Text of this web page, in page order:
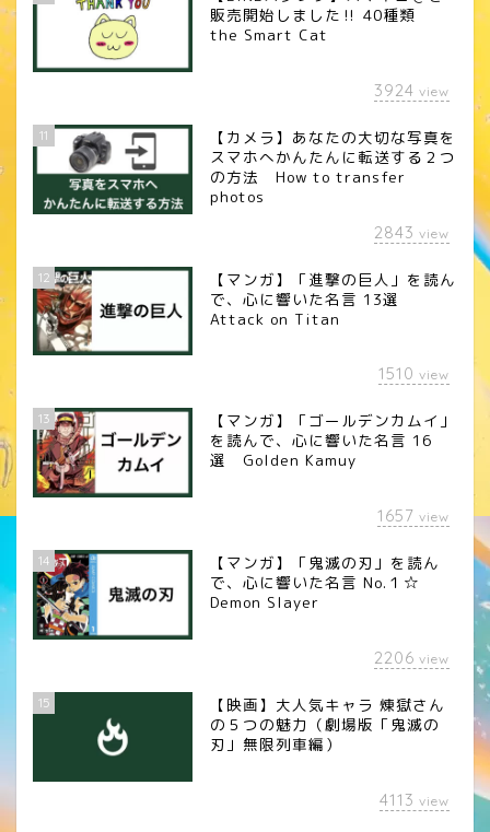
販売開始しました‼︎ 40種類
the Smart Cat
3924 view
11
【カメラ】あなたの大切な写真を
スマホへかんたんに転送する２つ
の方法 How to transfer
photos
2843 view
12
【マンガ】「進撃の巨人」を読ん
で、心に響いた名言 13選
Attack on Titan
1510 view
13
【マンガ】「ゴールデンカムイ」
を読んで、心に響いた名言 16
選 Golden Kamuy
1657 view
14
【マンガ】「鬼滅の刃」を読ん
で、心に響いた名言 No.１☆
Demon Slayer
2206 view
15
【映画】大人気キャラ 煉󠄁獄さん
の５つの魅力（劇場版「鬼滅の
刃」無限列車編）
4113 view